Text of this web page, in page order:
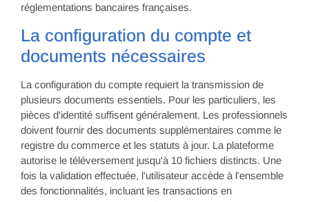
réglementations bancaires françaises.
La configuration du compte et
documents nécessaires
La configuration du compte requiert la transmission de
plusieurs documents essentiels. Pour les particuliers, les
pièces d'identité suffisent généralement. Les professionnels
doivent fournir des documents supplémentaires comme le
registre du commerce et les statuts à jour. La plateforme
autorise le téléversement jusqu'à 10 fichiers distincts. Une
fois la validation effectuée, l'utilisateur accède à l'ensemble
des fonctionnalités, incluant les transactions en